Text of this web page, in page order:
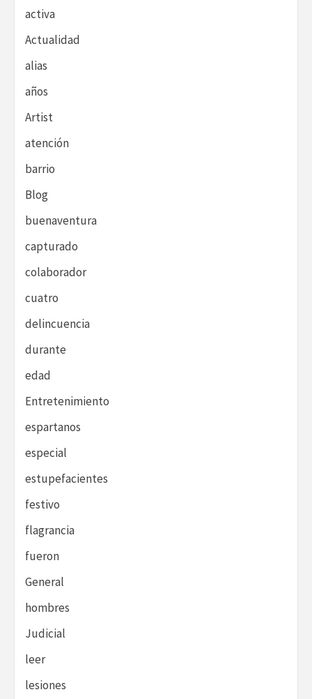
activa
Actualidad
alias
años
Artist
atención
barrio
Blog
buenaventura
capturado
colaborador
cuatro
delincuencia
durante
edad
Entretenimiento
espartanos
especial
estupefacientes
festivo
flagrancia
fueron
General
hombres
Judicial
leer
lesiones